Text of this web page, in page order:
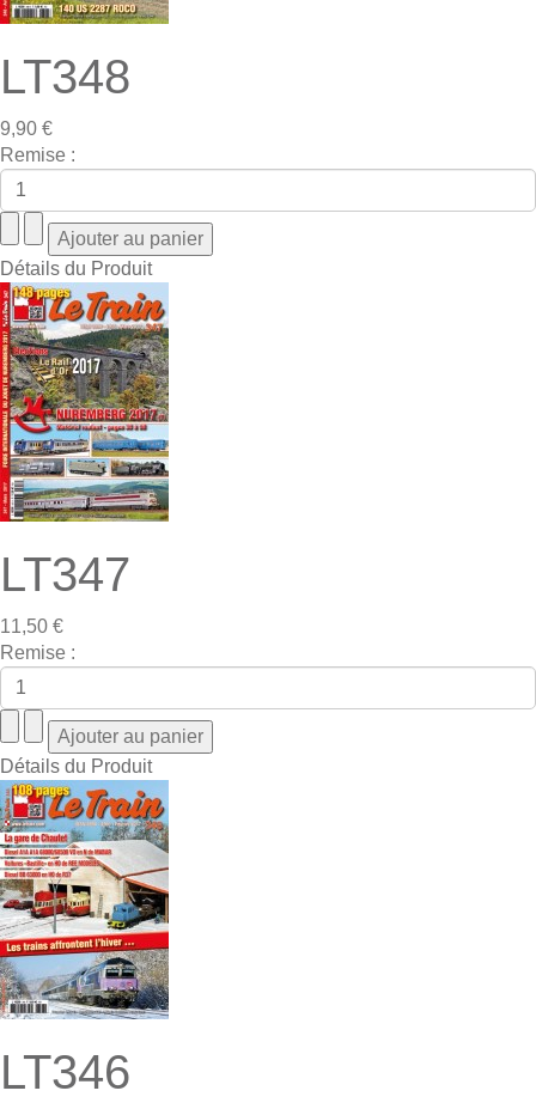
LT348
9,90 €
Remise :
Détails du Produit
LT347
11,50 €
Remise :
Détails du Produit
LT346